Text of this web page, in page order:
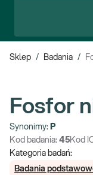
Sklep / Badania /
Fosfor
Synonimy: P
Kod badania: 45Kod
Kategoria badań:
Badania